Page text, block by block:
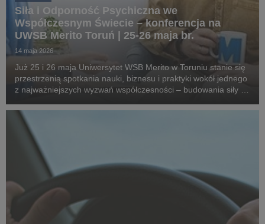
Siła i Odporność Psychiczna we
Współczesnym Świecie – konferencja na
UWSB Merito Toruń | 25-26 maja br.
14 maja 2026
Już 25 i 26 maja Uniwersytet WSB Merito w Toruniu stanie się
przestrzenią spotkania nauki, biznesu i praktyki wokół jednego
z najważniejszych wyzwań współczesności – budowania siły i
Psychiczna we Współczesnym Świecie...